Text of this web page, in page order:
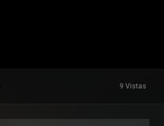
9 Vistas